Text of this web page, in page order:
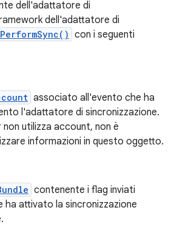
dell'adattatore di
dell'adattatore di
con i seguenti
associato all'evento che ha
l'adattatore di sincronizzazione.
non utilizza account, non è
informazioni in questo oggetto.
contenente i flag inviati
ha attivato la sincronizzazione